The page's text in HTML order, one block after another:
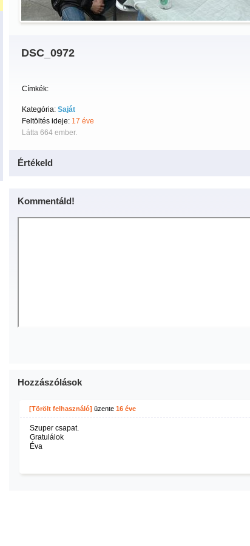
DSC_0972
Címkék:
Kategória: Saját
Feltöltés ideje: 17 éve
Látta 664 ember.
Értékeld
Kommentáld!
Hozzászólások
[Törölt felhasználó] üzente 16 éve
Szuper csapat.
Gratulálok
Éva